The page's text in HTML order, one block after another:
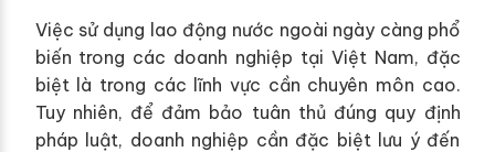
Việc sử dụng lao động nước ngoài ngày càng phổ
biến trong các doanh nghiệp tại Việt Nam, đặc
biệt là trong các lĩnh vực cần chuyên môn cao.
Tuy nhiên, để đảm bảo tuân thủ đúng quy định
pháp luật, doanh nghiệp cần đặc biệt lưu ý đến